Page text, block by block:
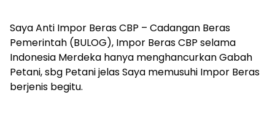
‎Saya Anti Impor Beras CBP – Cadangan Beras
Pemerintah (BULOG), Impor Beras CBP selama
Indonesia Merdeka hanya menghancurkan Gabah
Petani, sbg Petani jelas Saya memusuhi Impor Beras
berjenis begitu.